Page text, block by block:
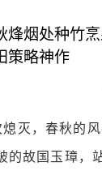
烽烟处种竹
策略神作
灭，春秋的
故国玉璋，